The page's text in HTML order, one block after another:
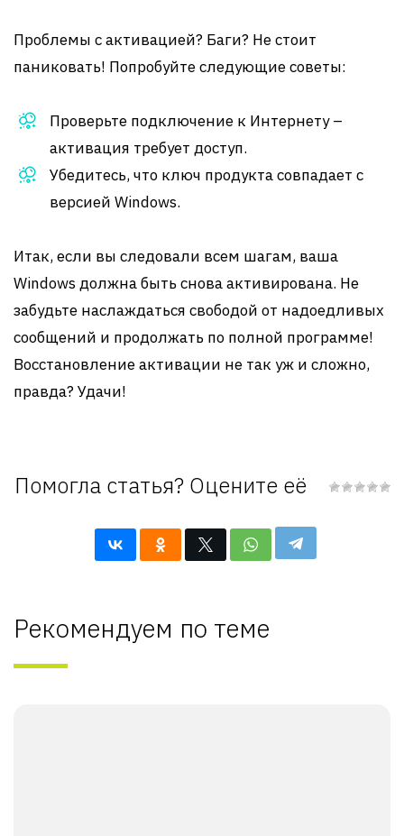
Проблемы с активацией? Баги? Не стоит
паниковать! Попробуйте следующие советы:
Проверьте подключение к Интернету –
активация требует доступ.
Убедитесь, что ключ продукта совпадает с
версией Windows.
Итак, если вы следовали всем шагам, ваша
Windows должна быть снова активирована. Не
забудьте наслаждаться свободой от надоедливых
сообщений и продолжать по полной программе!
Восстановление активации не так уж и сложно,
правда? Удачи!
Помогла статья? Оцените её
Рекомендуем по теме